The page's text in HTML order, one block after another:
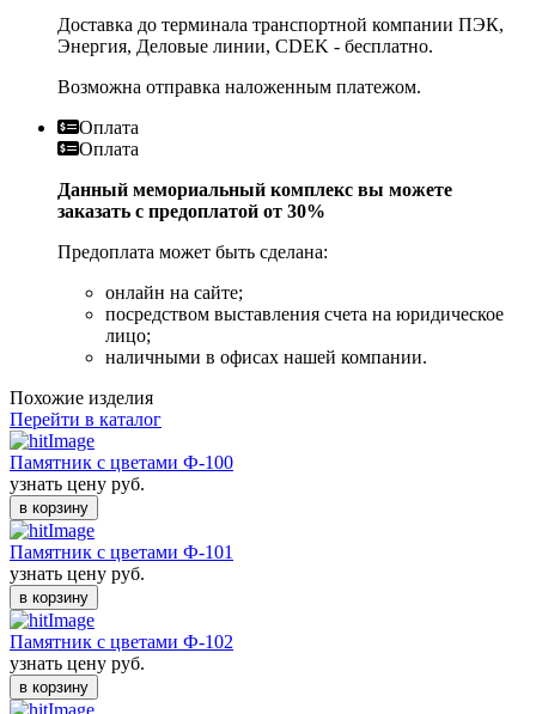
Доставка до терминала транспортной компании ПЭК,
Энергия, Деловые линии, CDEK - бесплатно.
Возможна отправка наложенным платежом.
Оплата
Оплата
Данный мемориальный комплекс вы можете
заказать с предоплатой от 30%
Предоплата может быть сделана:
онлайн на сайте;
посредством выставления счета на юридическое
лицо;
наличными в офисах нашей компании.
Похожие изделия
Перейти в каталог
Памятник с цветами Ф-100
узнать цену руб.
в корзину
Памятник с цветами Ф-101
узнать цену руб.
в корзину
Памятник с цветами Ф-102
узнать цену руб.
в корзину